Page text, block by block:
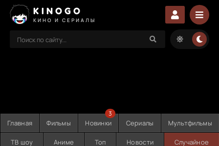
KINOGO
КИНО И СЕРИАЛЫ
Главная Фильмы Новинки
3
Сериалы Мультфильмы
ТВ шоу Аниме Топ Новости Случайное